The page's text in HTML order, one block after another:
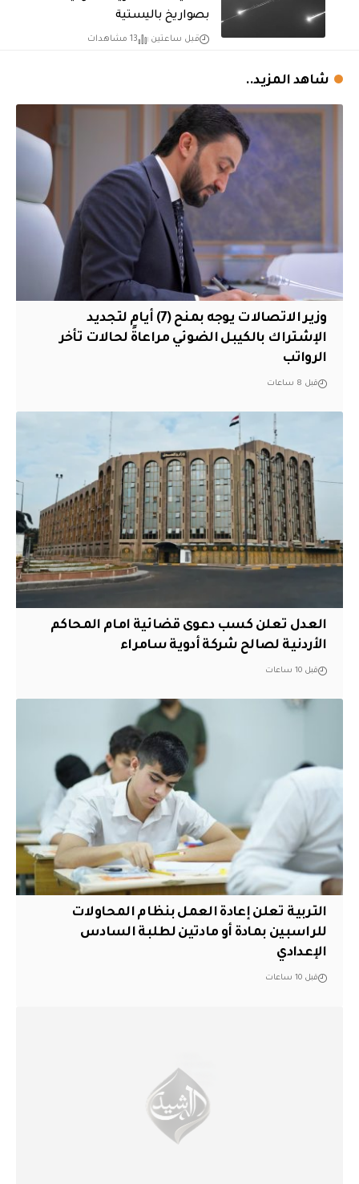
بصواريخ باليستية
قبل ساعتين 13 مشاهدات
شاهد المزيد..
وزير الاتصالات يوجه بمنح (7) أيام لتجديد
الإشتراك بالكيبل الضوئي مراعاةً لحالات تأخر
الرواتب
قبل 8 ساعات
العدل تعلن كسب دعوى قضائية امام المحاكم
الأردنية لصالح شركة أدوية سامراء
قبل 10 ساعات
التربية تعلن إعادة العمل بنظام المحاولات
للراسبين بمادة أو مادتين لطلبة السادس
الإعدادي
قبل 10 ساعات